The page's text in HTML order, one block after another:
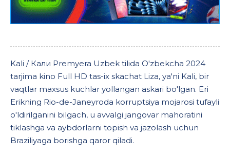
Kali / Кали Premyera Uzbek tilida O'zbekcha 2024
tarjima kino Full HD tas-ix skachat Liza, ya'ni Kali, bir
vaqtlar maxsus kuchlar yollangan askari bo'lgan. Eri
Erikning Rio-de-Janeyroda korruptsiya mojarosi tufayli
o'ldirilganini bilgach, u avvalgi jangovar mahoratini
tiklashga va aybdorlarni topish va jazolash uchun
Braziliyaga borishga qaror qiladi.